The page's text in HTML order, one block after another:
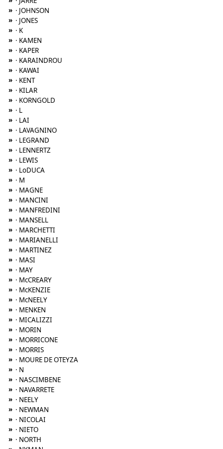
» · JOHNSON
» · JONES
» · K
» · KAMEN
» · KAPER
» · KARAINDROU
» · KAWAI
» · KENT
» · KILAR
» · KORNGOLD
» · L
» · LAI
» · LAVAGNINO
» · LEGRAND
» · LENNERTZ
» · LEWIS
» · LoDUCA
» · M
» · MAGNE
» · MANCINI
» · MANFREDINI
» · MANSELL
» · MARCHETTI
» · MARIANELLI
» · MARTINEZ
» · MASI
» · MAY
» · McCREARY
» · McKENZIE
» · McNEELY
» · MENKEN
» · MICALIZZI
» · MORIN
» · MORRICONE
» · MORRIS
» · MOURE DE OTEYZA
» · N
» · NASCIMBENE
» · NAVARRETE
» · NEELY
» · NEWMAN
» · NICOLAI
» · NIETO
» · NORTH